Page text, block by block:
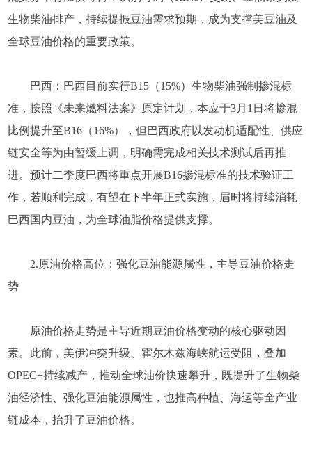
生物柴油排产，持续提振豆油需求预期，成为支撑美豆油及
全球豆油价格的重要政策。
巴西：巴西目前实行B15（15%）生物柴油强制掺混标
准，按照《未来燃料法案》原定计划，本应于3月1日将掺混
比例提升至B16（16%），但巴西政府以发动机适配性、供应
链安全等为由暂缓上调，明确需完成相关技术测试后再推
进。预计二季度巴西将重点开展B16掺混标准的技术验证工
作，若顺利完成，有望在下半年正式实施，届时将持续消耗
巴西国内豆油，为全球油脂价格提供支撑。
2.原油价格高位：强化豆油能源属性，主导豆油价格走
势
原油价格走势是主导近期豆油价格变动的核心驱动因
素。此前，美伊冲突升级、霍尔木兹海峡航运受阻，叠加
OPEC+持续减产，推动全球油价快速攀升，既提升了生物柴
油经济性、强化豆油能源属性，也推高种植、海运等全产业
链成本，抬升了豆油价格。